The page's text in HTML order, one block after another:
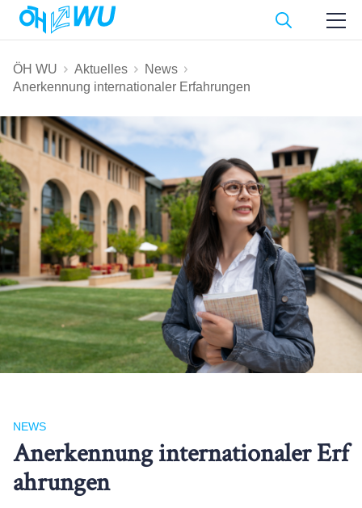
ÖH WU Aktuelles
News
Anerkennung internationaler Erfahrungen
NEWS
Anerkennung internationaler Erf
ahrungen